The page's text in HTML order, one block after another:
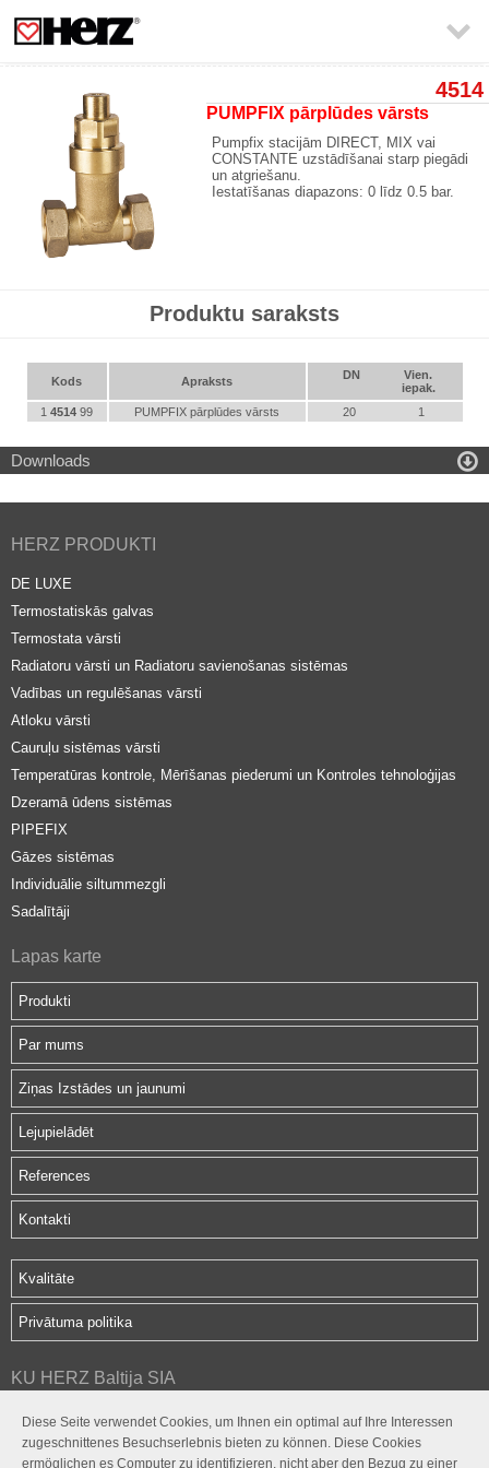
Diese Seite verwendet Cookies, um Ihnen ein optimal auf Ihre Interessen
zugeschnittenes Besuchserlebnis bieten zu können. Diese Cookies
ermöglichen es Computer zu identifizieren, nicht aber den Bezug zu einer

4514
PUMPFIX pārplūdes vārsts
Pumpfix stacijām DIRECT, MIX vai
CONSTANTE uzstādīšanai starp piegādi
un atgriešanu.
Iestatīšanas diapazons: 0 līdz 0.5 bar.
Produktu saraksts
Kods Apraksts DN
Vien.
iepak.
1 4514 99 PUMPFIX pārplūdes vārsts 20 1
Downloads 
HERZ PRODUKTI
DE LUXE
Termostatiskās galvas
Termostata vārsti
Radiatoru vārsti un Radiatoru savienošanas sistēmas
Vadības un regulēšanas vārsti
Atloku vārsti
Cauruļu sistēmas vārsti
Temperatūras kontrole, Mērīšanas piederumi un Kontroles tehnoloģijas
Dzeramā ūdens sistēmas
PIPEFIX
Gāzes sistēmas
Individuālie siltummezgli
Sadalītāji
Lapas karte
Produkti
Par mums
Ziņas Izstādes un jaunumi
Lejupielādēt
References
Kontakti
Kvalitāte
Privātuma politika
KU HERZ Baltija SIA
Rīga, LV-1079
herz@herz.lv